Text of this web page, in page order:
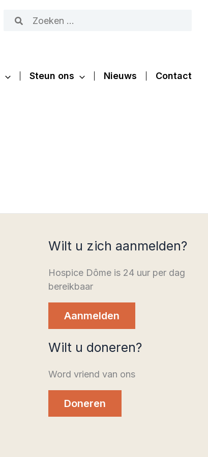
naar:
Steun ons Nieuws Contact
Wilt u zich aanmelden?
Hospice Dôme is 24 uur per dag
bereikbaar
Aanmelden
Wilt u doneren?
Word vriend van ons
Doneren